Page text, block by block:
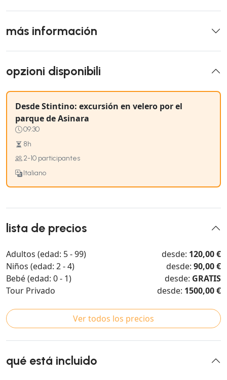
más información
opzioni disponibili
Desde Stintino: excursión en velero por el
parque de Asinara
09:30
8h
2-10 participantes
Italiano
lista de precios
Adultos (edad: 5 - 99) desde: 120,00 €
Niños (edad: 2 - 4)
desde: 90,00 €
Bebé (edad: 0 - 1)
desde: GRATIS
Tour Privado
desde: 1500,00 €
Ver todos los precios
qué está incluido